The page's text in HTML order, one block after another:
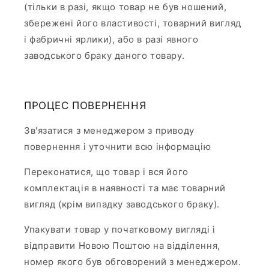
(тільки в разі, якщо товар не був ношений,
збережені його властивості, товарний вигляд
і фабричні ярлики), або в разі явного
заводського браку даного товару.
ПРОЦЕС ПОВЕРНЕННЯ
Зв'язатися з менеджером з приводу
повернення і уточнити всю інформацію
Переконатися, що товар і вся його
комплектація в наявності та має товарний
вигляд (крім випадку заводського браку).
Упакувати товар у початковому вигляді і
відправити Новою Поштою на відділення,
номер якого був обговорений з менеджером.